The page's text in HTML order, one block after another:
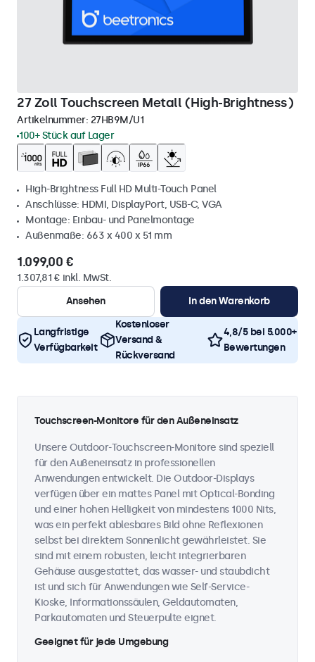
27 Zoll Touchscreen Metall (High-Brightness)
Artikelnummer: 27HB9M/U1
100+ Stück auf Lager
High-Brightness Full HD Multi-Touch Panel
Anschlüsse: HDMI, DisplayPort, USB-C, VGA
Montage: Einbau- und Panelmontage
Außenmaße: 663 x 400 x 51 mm
1.099,00 €
1.307,81 € inkl. MwSt.
Ansehen
In den Warenkorb
Langfristige
Verfügbarkeit
Kostenloser
Versand &
Rückversand
4,8/5 bei 5.000+
Bewertungen
Touchscreen-Monitore für den Außeneinsatz
Unsere Outdoor-Touchscreen-Monitore sind speziell
für den Außeneinsatz in professionellen
Anwendungen entwickelt. Die Outdoor-Displays
verfügen über ein mattes Panel mit Optical-Bonding
und einer hohen Helligkeit von mindestens 1000 Nits,
was ein perfekt ablesbares Bild ohne Reflexionen
selbst bei direktem Sonnenlicht gewährleistet. Sie
sind mit einem robusten, leicht integrierbaren
Gehäuse ausgestattet, das wasser- und staubdicht
ist und sich für Anwendungen wie Self-Service-
Kioske, Informationssäulen, Geldautomaten,
Parkautomaten und Steuerpulte eignet.
Geeignet für jede Umgebung